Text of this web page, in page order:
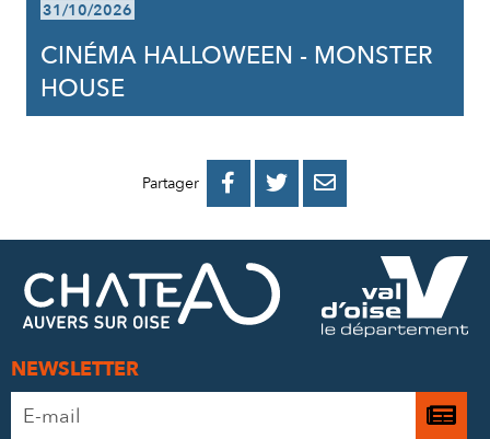
31/10/2026
CINÉMA HALLOWEEN - MONSTER
HOUSE
Partager 
PARTAGER
FACEBOOK
PARTAGER
PARTAGER
MAIL
NEWSLETTER
Adresse
e-
Je